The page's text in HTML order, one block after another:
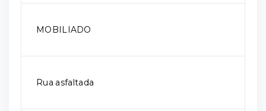
MOBILIADO
Rua asfaltada